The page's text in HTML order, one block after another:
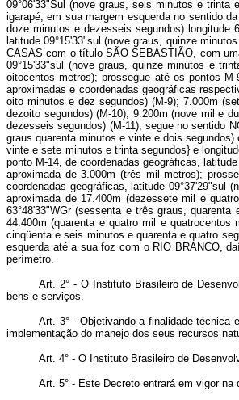
09°06'33"Sul (nove graus, seis minutos e trinta
igarapé, em sua margem esquerda no sentido
doze minutos e dezesseis segundos) longitude
latitude 09°15'33"sul (nove graus, quinze
CASAS com o título SÃO SEBASTIÃO, com
09°15'33"sul (nove graus, quinze minutos e
oitocentos metros); prossegue até os pontos
aproximadas e coordenadas geográficas
oito minutos e dez segundos) (M-9); 7.000m
dezoito segundos) (M-10); 9.200m (nove mil e
dezesseis segundos) (M-11); segue no sentido
graus quarenta minutos e vinte e dois
vinte e sete minutos e trinta segundos} e
ponto M-14, de coordenadas geográficas,
aproximada de 3.000m (três mil metros);
coordenadas geográficas, latitude 09°37'29"sul
aproximada de 17.400m (dezessete mil e
63°48'33"WGr (sessenta e três graus,
44.400m (quarenta e quatro mil e
cinqüenta e seis minutos e quarenta e quatro
esquerda até a sua foz com o RIO BRANCO,
perímetro.
Art. 2° - O Instituto Brasileiro de
bens e serviços.
Art. 3° - Objetivando a finalidade técnica
implementação do manejo dos seus recursos
Art. 4° - O Instituto Brasileiro de
Art. 5° - Este Decreto entrará em vigor